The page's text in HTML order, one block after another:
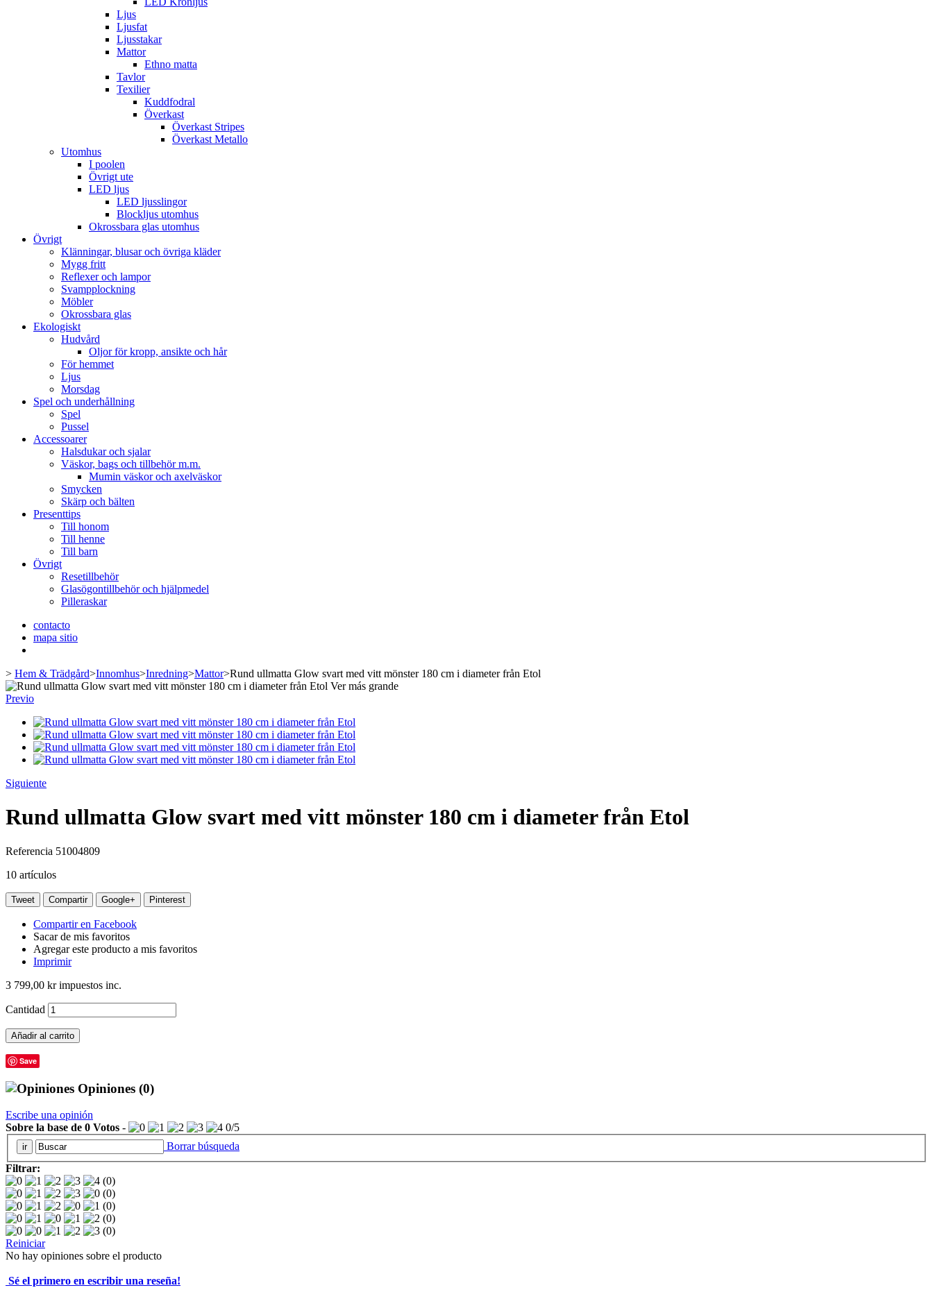
Ljus
Ljusfat
Ljusstakar
Mattor
Ethno matta
Tavlor
Texilier
Kuddfodral
Överkast
Överkast Stripes
Överkast Metallo
Utomhus
I poolen
Övrigt ute
LED ljus
LED ljusslingor
Blockljus utomhus
Okrossbara glas utomhus
Övrigt
Klänningar, blusar och övriga kläder
Mygg fritt
Reflexer och lampor
Svampplockning
Möbler
Okrossbara glas
Ekologiskt
Hudvård
Oljor för kropp, ansikte och hår
För hemmet
Ljus
Morsdag
Spel och underhållning
Spel
Pussel
Accessoarer
Halsdukar och sjalar
Väskor, bags och tillbehör m.m.
Mumin väskor och axelväskor
Smycken
Skärp och bälten
Presenttips
Till honom
Till henne
Till barn
Övrigt
Resetillbehör
Glasögontillbehör och hjälpmedel
Pilleraskar
contacto
mapa sitio
> Hem & Trädgård>Innomhus>Inredning>Mattor>Rund ullmatta Glow svart med vitt mönster 180 cm i diameter från Etol
Ver más grande
Previo
Siguiente
Rund ullmatta Glow svart med vitt mönster 180 cm i diameter från Etol
Referencia 51004809
10 artículos
Tweet Compartir Google+ Pinterest
Compartir en Facebook
Sacar de mis favoritos
Agregar este producto a mis favoritos
Imprimir
3 799,00 krimpuestos inc.
Cantidad
Añadir al carrito
Save
Opiniones (0)
Escribe una opinión
Sobre la base de 0 Votos - 0/5
Borrar búsqueda
Filtrar:
(0)
(0)
(0)
(0)
(0)
Reiniciar
No hay opiniones sobre el producto
Sé el primero en escribir una reseña!